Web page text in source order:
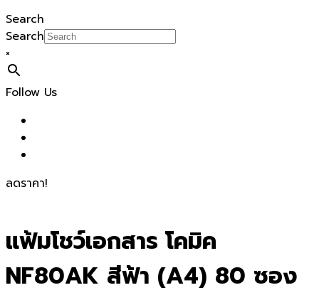
Search
Search
×
Follow Us
ลดราคา!
แฟ้มโชว์เอกสาร โคมิค
NF80AK สีฟ้า (A4) 80 ซอง